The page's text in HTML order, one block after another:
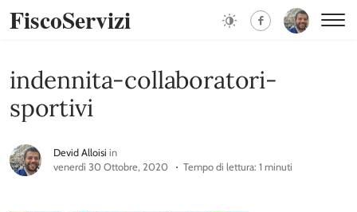
FiscoServizi
indennita-collaboratori-
sportivi
Devid Alloisi in
venerdì 30 Ottobre, 2020
Tempo di lettura: 1 minuti